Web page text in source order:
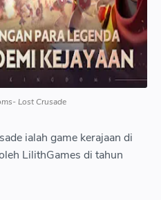
w640 h352 rw 9 png title
class tr caption style text align
of Empires span td tr tbody table
dengan Game of
untuk pilih fraksi kerajaan yang
fraksi yang dapat Anda tentukan
Lost Crusade
ialah game kerajaan di
LilithGames di tahun